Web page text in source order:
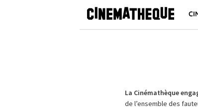
La Cinémathèque
de l’ensemble des